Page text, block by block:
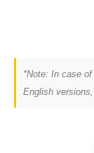
*Note: In case
English